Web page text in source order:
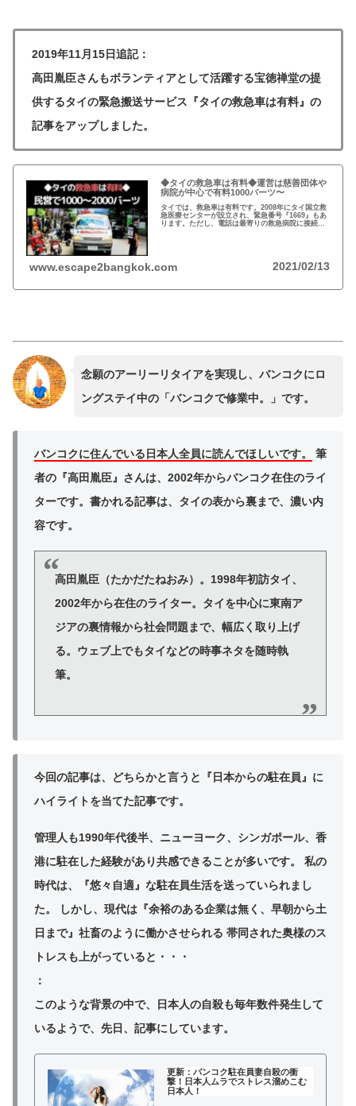
2019年11月15日追記：
高田胤臣さんもボランティアとして活躍する宝徳禅堂の提
供するタイの緊急搬送サービス『タイの救急車は有料』の
記事をアップしました。
◆タイの救急車は有料◆運営は慈善団体や
病院が中心で有料1000バーツ〜
タイでは、救急車は有料です。2008年にタイ国立救
急医療センターが設立され、緊急番号『1669』もあ
ります。ただし、電話は最寄りの救急病院に接続さ
www.escape2bangkok.com 2021/02/13
念願のアーリーリタイアを実現し、バンコクにロ
ングステイ中の「バンコクで修業中。」です。
バンコクに住んでいる日本人全員に読んでほしいです。
筆
者の『高田胤臣』さんは、2002年からバンコク在住のライ
ターです。書かれる記事は、タイの表から裏まで、濃い内
容です。
高田胤臣（たかだたねおみ）。1998年初訪タイ、
2002年から在住のライター。タイを中心に東南ア
ジアの裏情報から社会問題まで、幅広く取り上げ
る。ウェブ上でもタイなどの時事ネタを随時執
筆。
今回の記事は、どちらかと言うと『日本からの駐在員』に
ハイライトを当てた記事です。
管理人も1990年代後半、ニューヨーク、シンガポール、香
港に駐在した経験があり共感できることが多いです。 私の
時代は、『悠々自適』な駐在員生活を送っていられまし
た。 しかし、現代は『余裕のある企業は無く、早朝から土
日まで』社畜のように働かさせられる 帯同された奥様のス
トレスも上がっていると・・・
：
このような背景の中で、日本人の自殺も毎年数件発生して
いるようで、先日、記事にしています。
更新：バンコク駐在員妻自殺の衝
撃！日本人ムラでストレス溜めこむ
日本人！